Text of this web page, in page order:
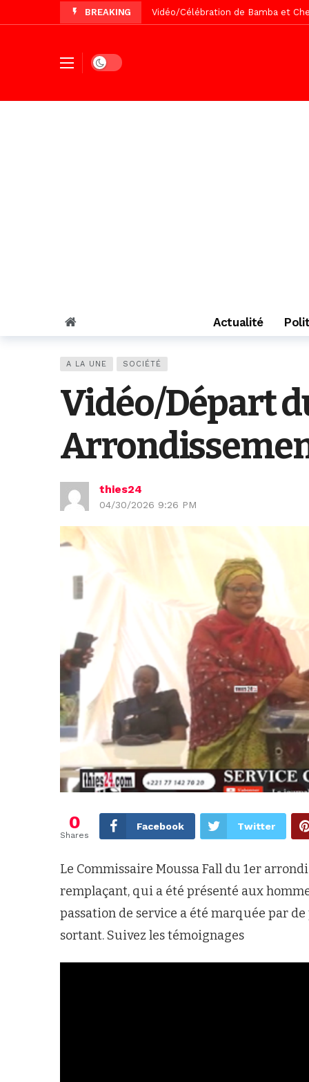
BREAKING Touba, distribution d’eau aux
Dark mode
Actualité
A LA UNE SOCIÉTÉ
Vidéo/Départ
thies24
04/30/2026 9:26 PM
0
Shares
Facebook Twitter
Le Commissaire Moussa Fall du 1er
remplaçant, qui a été présenté aux
passation de service a été marquée par
sortant. Suivez les témoignages